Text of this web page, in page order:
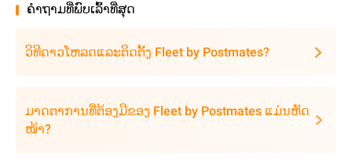
ຄໍາຖາມທີ່ພົບເລົ້າທີ່ສຸດ
ວິທີດາວໂຫລດແລະຕິດຕັ້ງ Fleet by Postmates?
ມາດຕາການທີ່ຕ້ອງມີຂອງ Fleet by Postmates ແມ່ນຫັດ
ໜ້າ?